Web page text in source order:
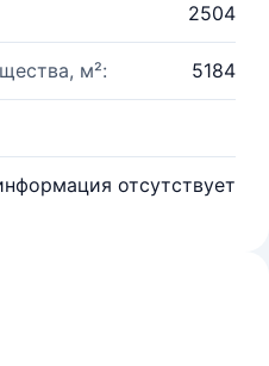
2504
м²: 5184
отсутствует